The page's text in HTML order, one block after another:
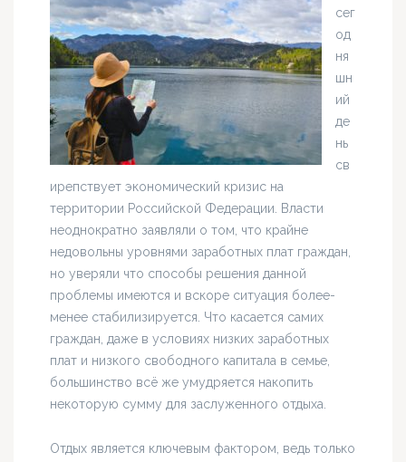
сег
од
ня
шн
ий
де
нь
св
ирепствует экономический кризис на
территории Российской Федерации. Власти
неоднократно заявляли о том, что крайне
недовольны уровнями заработных плат граждан,
но уверяли что способы решения данной
проблемы имеются и вскоре ситуация более-
менее стабилизируется. Что касается самих
граждан, даже в условиях низких заработных
плат и низкого свободного капитала в семье,
большинство всё же умудряется накопить
некоторую сумму для заслуженного отдыха.
Отдых является ключевым фактором, ведь только